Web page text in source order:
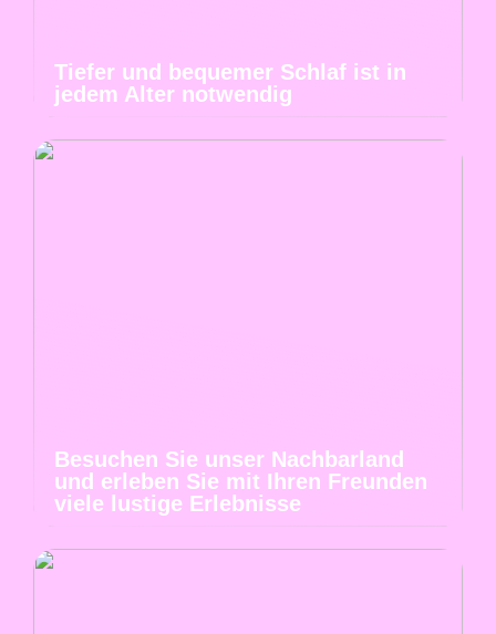
Tiefer und bequemer Schlaf ist in
jedem Alter notwendig
Besuchen Sie unser Nachbarland
und erleben Sie mit Ihren Freunden
viele lustige Erlebnisse